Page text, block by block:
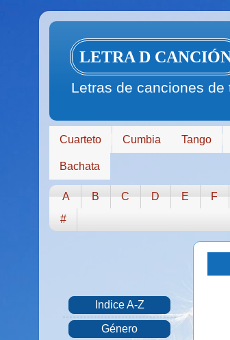
LETRA D
Letras de canciones
Cuarteto Cumbia Tango
Bachata
A B C D E F
#
Indice A-Z
Género